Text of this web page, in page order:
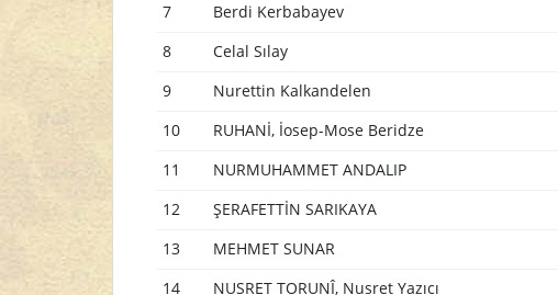
7 Berdi Kerbabayev
8 Celal Sılay
9 Nurettin Kalkandelen
10 RUHANİ, İosep-Mose Beridze
11 NURMUHAMMET ANDALIP
12 ŞERAFETTİN SARIKAYA
13 MEHMET SUNAR
14 NUSRET TORUNÎ, Nusret Yazıcı